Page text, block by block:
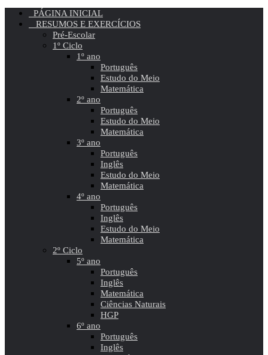
PÁGINA INICIAL
RESUMOS E EXERCÍCIOS
Pré-Escolar
1º Ciclo
1º ano
Português
Estudo do Meio
Matemática
2º ano
Português
Estudo do Meio
Matemática
3º ano
Português
Inglês
Estudo do Meio
Matemática
4º ano
Português
Inglês
Estudo do Meio
Matemática
2º Ciclo
5º ano
Português
Inglês
Matemática
Ciências Naturais
HGP
6º ano
Português
Inglês